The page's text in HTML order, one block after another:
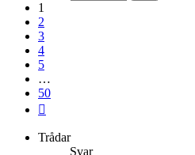
1
2
3
4
5
…
50
Trådar
Svar